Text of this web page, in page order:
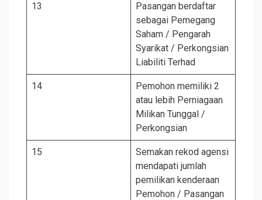
13
Pasangan berdaftar
sebagai Pemegang
Saham / Pengarah
Syarikat / Perkongsian
Liabiliti Terhad
14
Pemohon memiliki 2
atau lebih Perniagaan
Milikan Tunggal /
Perkongsian
15
Semakan rekod agensi
mendapati jumlah
pemilikan kenderaan
Pemohon / Pasangan